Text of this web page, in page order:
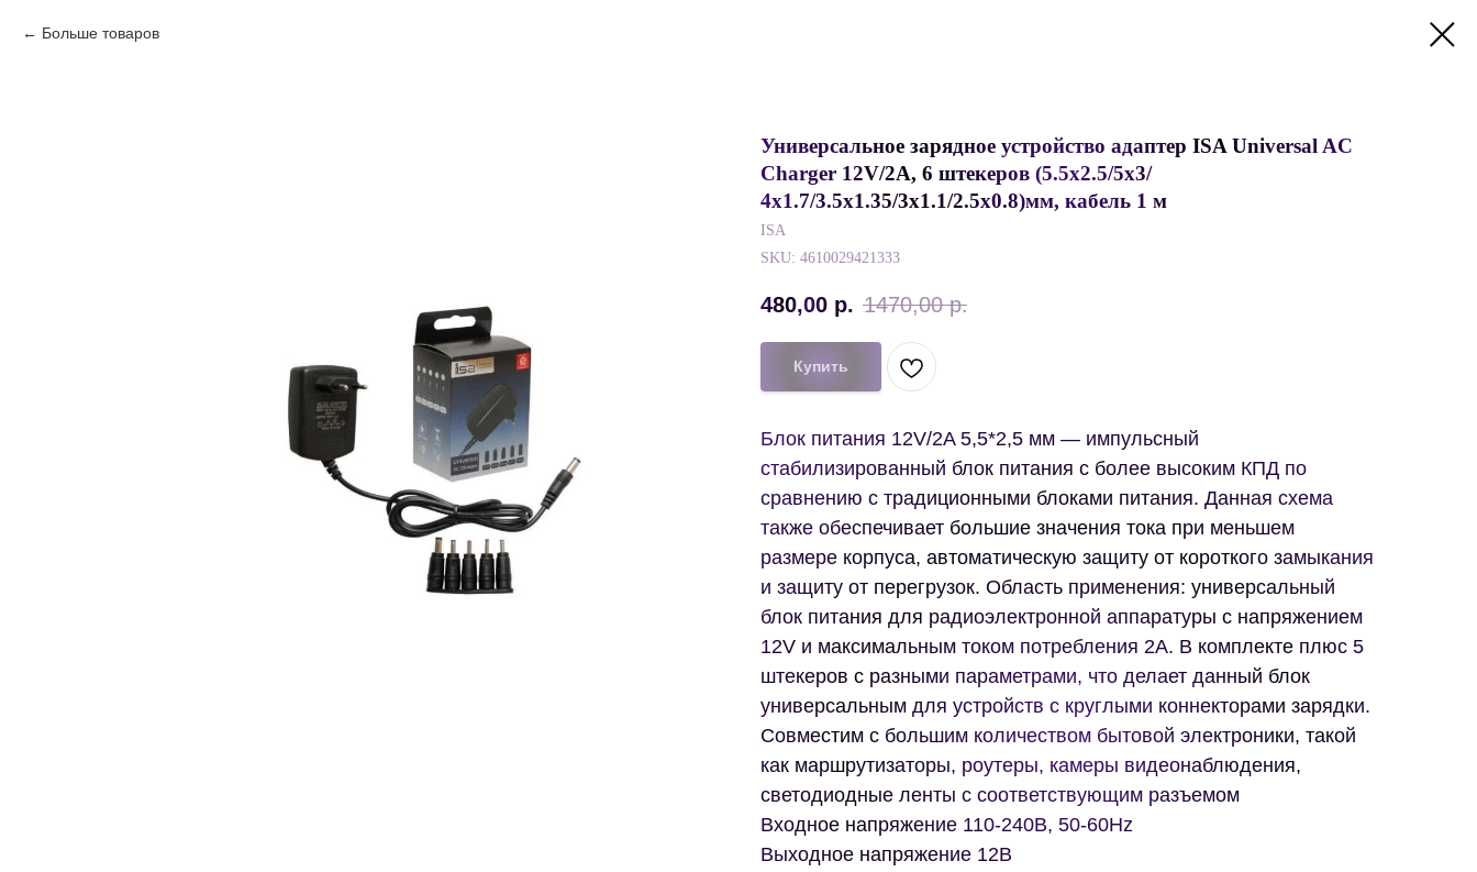
Больше товаров
Универсальное зарядное устройство адаптер ISA Universal AC
Charger 12V/2A, 6 штекеров (5.5х2.5/5x3/
4x1.7/3.5x1.35/3x1.1/2.5x0.8)мм, кабель 1 м
ISA
SKU: 4610029421333
480,00 р. 1470,00 р.
Купить
Блок питания 12V/2A 5,5*2,5 мм — импульсный
стабилизированный блок питания с более высоким КПД по
сравнению с традиционными блоками питания. Данная схема
также обеспечивает большие значения тока при меньшем
размере корпуса, автоматическую защиту от короткого замыкания
и защиту от перегрузок. Область применения: универсальный
блок питания для радиоэлектронной аппаратуры с напряжением
12V и максимальным током потребления 2А. В комплекте плюс 5
штекеров с разными параметрами, что делает данный блок
универсальным для устройств с круглыми коннекторами зарядки.
Совместим с большим количеством бытовой электроники, такой
как маршрутизаторы, роутеры, камеры видеонаблюдения,
светодиодные ленты с соответствующим разъемом
Входное напряжение 110-240В, 50-60Hz
Выходное напряжение 12В